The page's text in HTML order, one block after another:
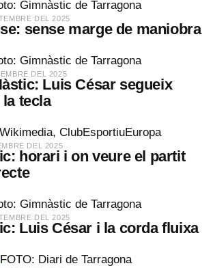
DEL 2025
sense marge de maniobra
DEL 2025
Luis César segueix
tecla
DEL 2025
horari i on veure el partit
DEL 2025
Luis César i la corda fluixa